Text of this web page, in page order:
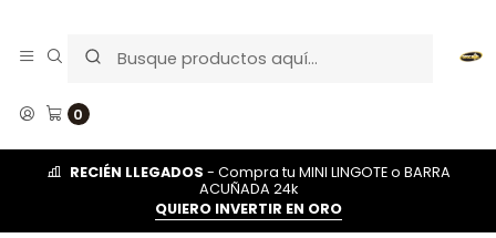
0
RECIÉN LLEGADOS - Compra tu MINI LINGOTE o BARRA
ACUÑADA 24k
QUIERO INVERTIR EN ORO